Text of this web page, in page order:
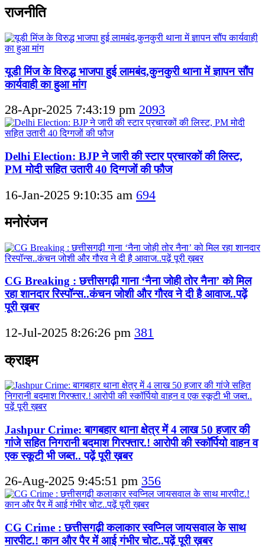
राजनीति
यूडी मिंज के विरुद्ध भाजपा हुई लामबंद,कुनकुरी थाना में ज्ञापन सौंप
कार्यवाही का हुआ मांग
28-Apr-2025 7:43:19 pm 2093
Delhi Election: BJP ने जारी की स्टार प्रचारकों की लिस्ट,
PM मोदी सहित उतारी 40 दिग्गजों की फौज
16-Jan-2025 9:10:35 am 694
मनोरंजन
CG Breaking : छत्तीसगढ़ी गाना ‘नैना जोही तोर नैना’ को मिल
रहा शानदार रिस्पॉन्स..कंचन जोशी और गौरव ने दी है आवाज..पढ़ें
पूरी ख़बर
12-Jul-2025 8:26:26 pm 381
क्राइम
Jashpur Crime: बागबहार थाना क्षेत्र में 4 लाख 50 हजार की
गांजे सहित निगरानी बदमाश गिरफ्तार.! आरोपी की स्कॉर्पियो वाहन व
एक स्कूटी भी जब्त.. पढ़ें पूरी ख़बर
26-Aug-2025 9:45:51 pm 356
CG Crime : छत्तीसगढ़ी कलाकार स्वप्निल जायसवाल के साथ
मारपीट.! कान और पैर में आई गंभीर चोट..पढ़ें पूरी ख़बर